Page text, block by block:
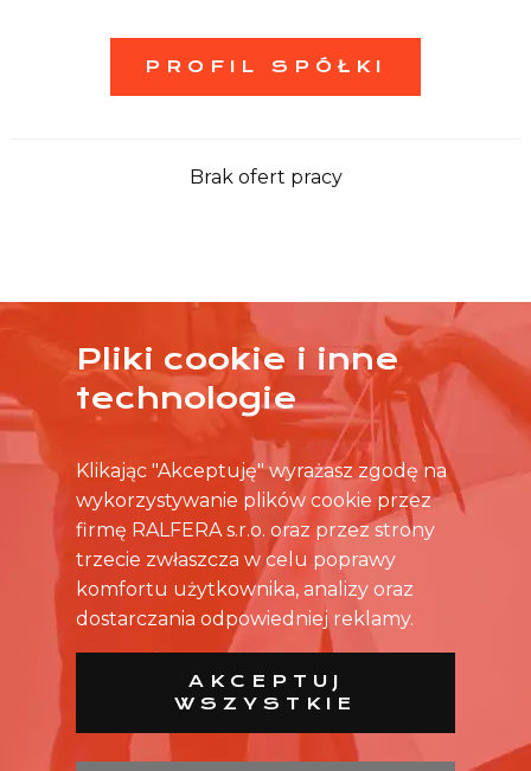
PROFIL SPÓŁKI
Brak ofert pracy
ŻADNA OFERTA CIĘ NIE ZAINTERESOWAŁA?
SKONTAKTUJ SIĘ BEZPOŚREDNIO ZE SKLEPEM.
Pliki cookie i inne
technologie
Klikając "Akceptuję" wyrażasz zgodę na
wykorzystywanie plików cookie przez
firmę RALFERA s.r.o. oraz przez strony
trzecie zwłaszcza w celu poprawy
komfortu użytkownika, analizy oraz
dostarczania odpowiedniej reklamy.
AKCEPTUJ
WSZYSTKIE